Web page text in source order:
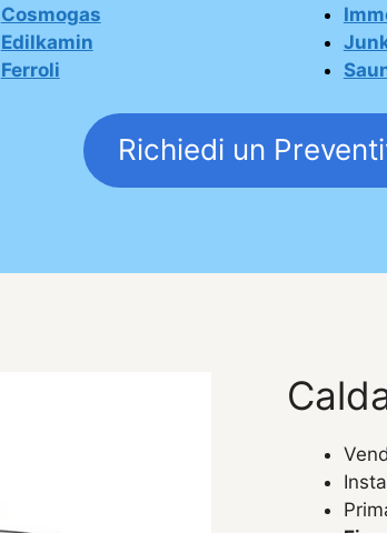
Cosmogas
Edilkamin
Ferroli
Richiedi un